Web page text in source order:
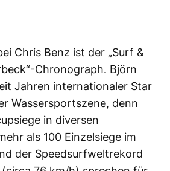
Chris Benz ist der „Surf &
Chronograph. Björn
Jahren internationaler Star
Wassersportszene, denn
in diversen
als 100 Einzelsiege im
der Speedsurfweltrekord